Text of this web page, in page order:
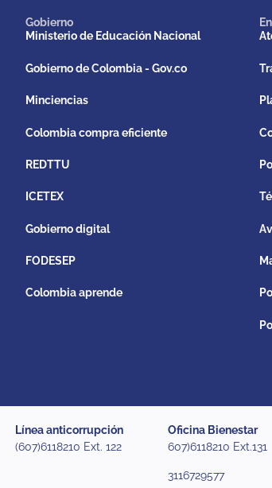
Gobierno
Ministerio de Educación Nacional
Gobierno de Colombia - Gov.co
Minciencias
Colombia compra eficiente
REDTTU
ICETEX
Gobierno digital
FODESEP
Colombia aprende
Línea anticorrupción
(607)6118210 Ext. 122
Oficina Bienestar
607)6118210 Ext.131
3116729577